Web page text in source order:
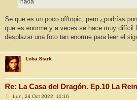
nada
Se que es un poco offtopic, pero ¿podrías
que es enorme y a veces se hace muy difícil
desplazar una foto tan enorme para leer el
Loba Stark
Re: La Casa del Dragón. Ep.10 La
MLun, 24 Oct 2022, 11:16